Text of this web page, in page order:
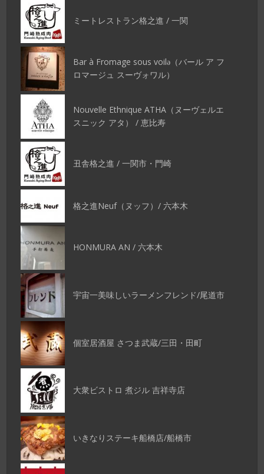
ミートレストラン格之進 / 一関
Bar à Fromage sous voilǝ（バール ア フ
ロマージュ スーヴォワル）
Nouvelle Ethnique ATHA（ヌーヴェルエ
スニック アタ） / 恵比寿
丑舎格之進 / 一関市・門崎
格之進Neuf（ヌッフ）/ 六本木
HONMURA AN / 六本木
宇宙一美味しいラーメンフレンド/尾道市
個室居酒屋 さつま武蔵/三田・田町
大衆ビストロ 煮ジル 吉祥寺店
いきなりステーキ船橋店/船橋市